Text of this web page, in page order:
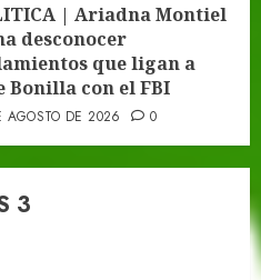
| Ariadna Montiel
desconocer
que ligan a
Bonilla con el FBI
AGOSTO DE 2026 0
3